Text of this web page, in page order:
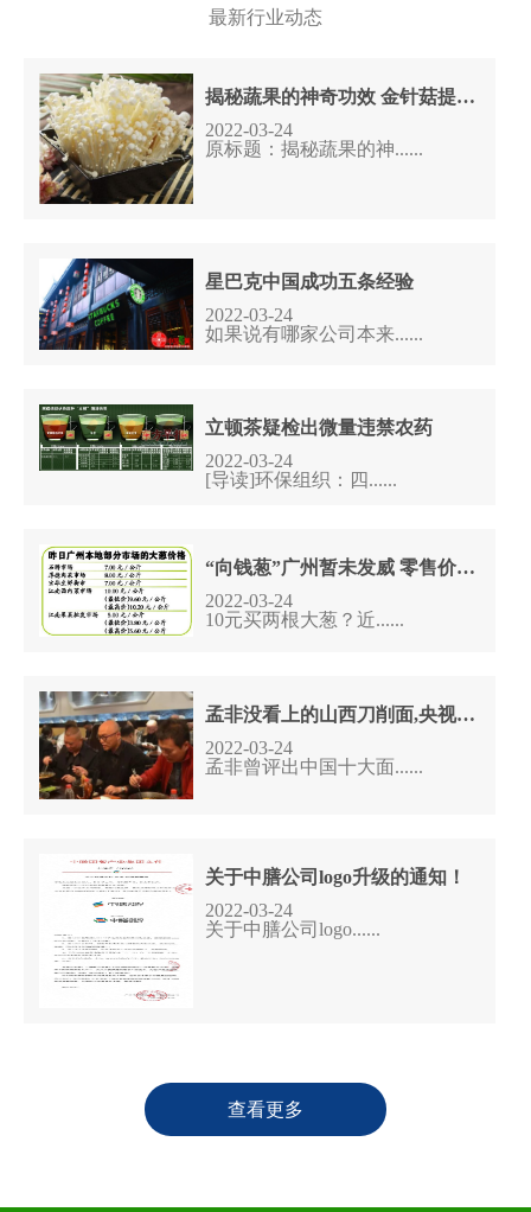
最新行业动态
揭秘蔬果的神奇功效 金针菇提高智商
2022-03-24
原标题：揭秘蔬果的神......
星巴克中国成功五条经验
2022-03-24
如果说有哪家公司本来......
立顿茶疑检出微量违禁农药
2022-03-24
[导读]环保组织：四......
“向钱葱”广州暂未发威 零售价低于10元/公斤
2022-03-24
10元买两根大葱？近......
孟非没看上的山西刀削面,央视把它评为全国第二,重庆小面没入选
2022-03-24
孟非曾评出中国十大面......
关于中膳公司logo升级的通知！
2022-03-24
关于中膳公司logo......
查看更多